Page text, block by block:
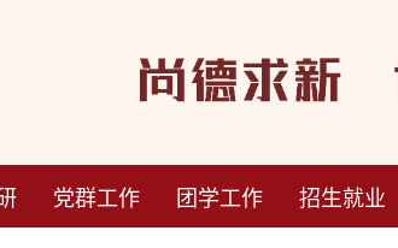
党群工作 团学工作 招生就业